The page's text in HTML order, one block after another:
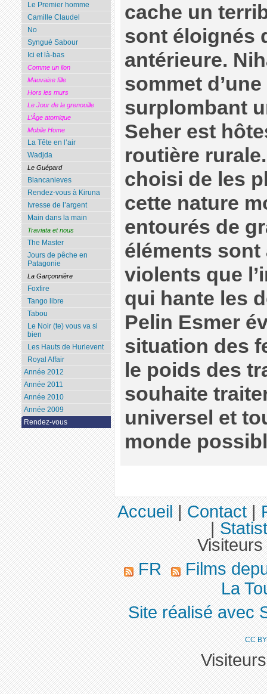
cache un
sont éloignés
antérieure.
sommet
surplombant
Seher est
routière
choisi de les
cette nature
entourés de
éléments
violents que
qui hante les
Pelin Esmer
situation des
le poids des
souhaite
universel et
monde
Le Premier homme
Camille Claudel
No
Syngué Sabour
Ici et là-bas
Comme un lion
Mauvaise fille
Hors les murs
Le Jour de la grenouille
L’Âge atomique
Mobile Home
La Tête en l’air
Wadjda
Le Guépard
Blancanieves
Rendez-vous à Kiruna
Ivresse de l’argent
Main dans la main
Traviata et nous
The Master
Jours de pêche en
Patagonie
La Garçonnière
Foxfire
Tango libre
Tabou
Le Noir (te) vous va si
bien
Les Hauts de Hurlevent
Royal Affair
Année 2012
Année 2011
Année 2010
Année 2009
Rendez-vous
Accueil|Contact|
|
FR
Films
La
Site réalisé avec
CC